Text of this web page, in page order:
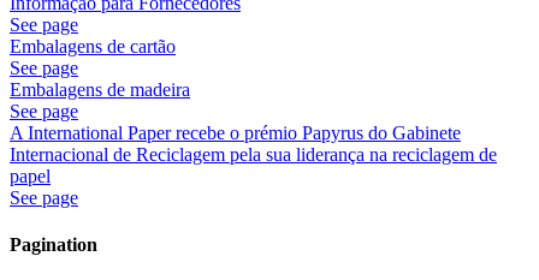
See page
Embalagens de cartão
See page
Embalagens de madeira
See page
A International Paper recebe o prémio Papyrus do Gabinete
Internacional de Reciclagem pela sua liderança na reciclagem de
papel
See page
Pagination